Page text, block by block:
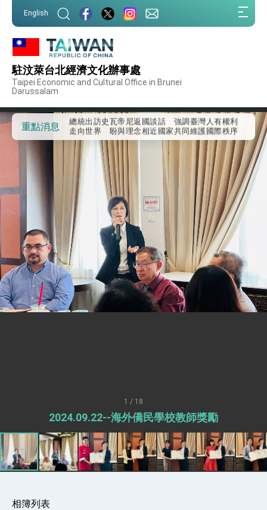
English
駐汶萊台北經濟文化辦事處
Taipei Economic and Cultural Office in Brunei
Darussalam
重點消息
外交部重要言論
事處」，進一步深化台美交流合作
第一屆亞太在宅醫療大會開幕 總統盼分享臺灣
經驗為亞太醫療照護發展開創新里程碑
外交部發布WHA文宣影片「台灣醫療點亮世界」
走向世界 盼與理念相近國家共同維護國際秩序
堅定走向世界 賴總統抵達史瓦帝尼王國進行國是
訪問
總統與五院院長新春茶敘 盼化分歧為團結、為
國家邁出合作第一步
總統農曆春節談話
台美貿易協議完成簽署達成6大目標、創5大歷史
性突破 總統強調將以3大面向加速臺灣經濟轉型
升級 籲請立院全力支持並盡速通過
臺美簽署「對等貿易協定」確立對等關稅15%且不
疊加 我輸美2072項產品豁免對等關稅
總統接受「法新社」（AFP）專訪內容
外交部長林佳龍於《外交事務》撰文指出：自由
世界 需要台灣，團結合作方能守護繁榮
外交部長林佳龍出席《台灣光華雜誌》50週年慶
「見證蛻變，分享世界的光華」開幕式，期許數
位轉 型迎向下個50年
會」訪問團一行，深化跨大西洋戰略夥伴關係
臺美經貿談判獲階段性成果 卓揆期勉爭取時間完
成「臺美對等貿易協定」簽署
卓揆：臺美關稅談判階段性結果有助臺灣取得有
利戰略地位 全力支持「臺美對等貿易協定」簽署
外交部與數位發展部攜手合作，整合台灣雄厚數
位實力，達成固邦榮邦目標
1 / 18
2024.09.22--海外僑民學校教師獎勵
相簿列表